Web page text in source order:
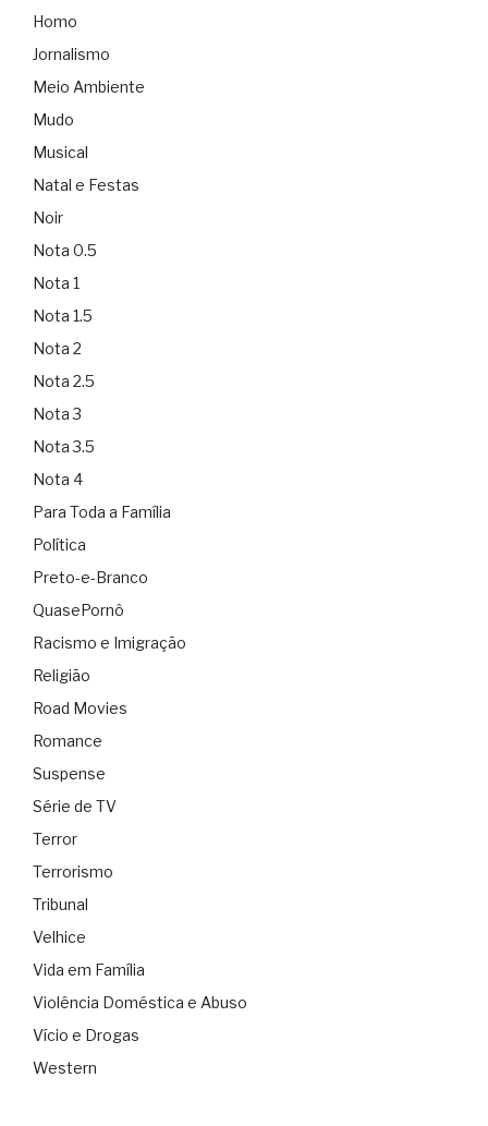
Homo
Jornalismo
Meio Ambiente
Mudo
Musical
Natal e Festas
Noir
Nota 0.5
Nota 1
Nota 1.5
Nota 2
Nota 2.5
Nota 3
Nota 3.5
Nota 4
Para Toda a Família
Política
Preto-e-Branco
QuasePornô
Racismo e Imigração
Religião
Road Movies
Romance
Suspense
Série de TV
Terror
Terrorismo
Tribunal
Velhice
Vida em Família
Violência Doméstica e Abuso
Vício e Drogas
Western